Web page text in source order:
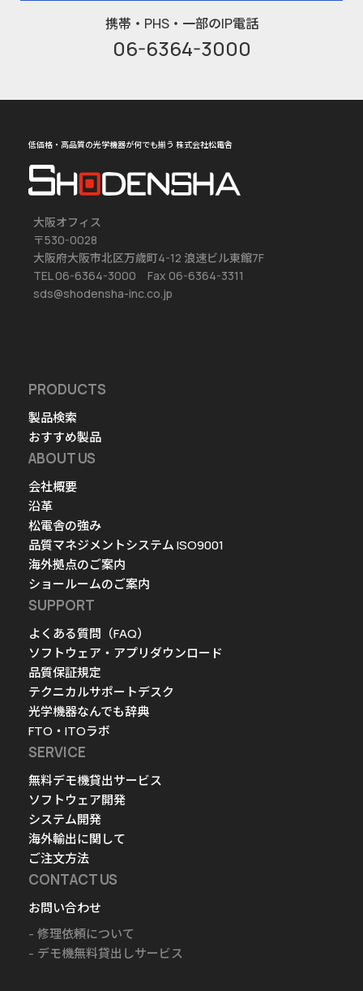
携帯・PHS・一部のIP電話
06-6364-3000
低価格・高品質の光学機器が何でも揃う 株式会社松電舎
大阪オフィス
〒530-0028
大阪府大阪市北区万歳町4-12 浪速ビル東館7F
TEL 06-6364-3000 Fax 06-6364-3311
sds@shodensha-inc.co.jp
PRODUCTS
製品検索
おすすめ製品
ABOUT US
会社概要
沿革
松電舎の強み
品質マネジメントシステム ISO9001
海外拠点のご案内
ショールームのご案内
SUPPORT
よくある質問（FAQ）
ソフトウェア・アプリダウンロード
品質保証規定
テクニカルサポートデスク
光学機器なんでも辞典
FTO・ITOラボ
SERVICE
無料デモ機貸出サービス
ソフトウェア開発
システム開発
海外輸出に関して
ご注文方法
CONTACT US
お問い合わせ
修理依頼について
デモ機無料貸出しサービス